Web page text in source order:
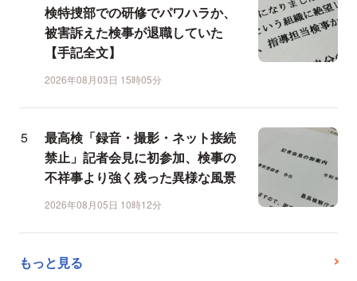
検特捜部での研修でパワハラか、
被害訴えた検事が退職していた
【手記全文】
2026年08月03日 15時05分
最高検「録音・撮影・ネット接続
禁止」記者会見に初参加、検事の
不祥事より強く残った異様な風景
2026年08月05日 10時12分
もっと見る